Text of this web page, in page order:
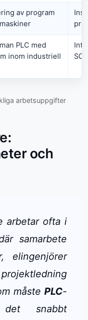
av program
PLC med
inom industriell
arbetsuppgifter
och
arbetar ofta i
samarbete
elingenjörer
måste PLC-
det snabbt